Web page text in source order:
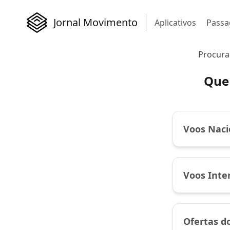
Jornal Movimento Aplicativos
Voos
Voos
Ofertas